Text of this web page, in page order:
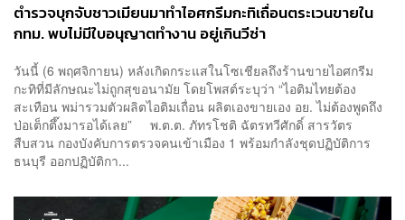
ตำรวจบุกจับชาวเมียนมาทำไอศกรีมกะทิเถื่อนตระเวนขายใน
กทม. พบไม่มีใบอนุญาตทำงาน อยู่เกินวีซ่า
วันนี้ (6 พฤศจิกายน) หลังเกิดกระแสในโซเชียลถึงร้านขายไอศกรีม
กะทิที่มีลักษณะไม่ถูกสุขอนามัย โดยโพสต์ระบุว่า “ไอติมไทยต้อง
สะเทือน พม่ารวมตัวผลิตไอติมเถื่อน ผลิตเองขายเอง อย. ไม่ต้องพูดถึง
ป่อเต็กตึ๊งมารอได้เลย” พ.ต.ต. ภัทรโชติ ฉัตรทวีศักดิ์ สารวัตร
สืบสวน กองบังคับการตรวจคนเข้าเมือง 1 พร้อมกำลังชุดปฏิบัติการ
ธนบุรี ออกปฏิบัติกา...